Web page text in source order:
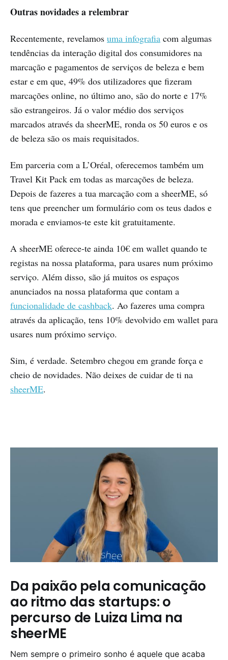
Outras novidades a relembrar
Recentemente, revelamos uma infografia com algumas
tendências da interação digital dos consumidores na
marcação e pagamentos de serviços de beleza e bem
estar e em que, 49% dos utilizadores que fizeram
marcações online, no último ano, são do norte e 17%
são estrangeiros. Já o valor médio dos serviços
marcados através da sheerME, ronda os 50 euros e os
de beleza são os mais requisitados.
Em parceria com a L’Oréal, oferecemos também um
Travel Kit Pack em todas as marcações de beleza.
Depois de fazeres a tua marcação com a sheerME, só
tens que preencher um formulário com os teus dados e
morada e enviamos-te este kit gratuitamente.
A sheerME oferece-te ainda 10€ em wallet quando te
registas na nossa plataforma, para usares num próximo
serviço. Além disso, são já muitos os espaços
anunciados na nossa plataforma que contam a
funcionalidade de cashback. Ao fazeres uma compra
através da aplicação, tens 10% devolvido em wallet para
usares num próximo serviço.
Sim, é verdade. Setembro chegou em grande força e
cheio de novidades. Não deixes de cuidar de ti na
sheerME.
Da paixão pela comunicação
ao ritmo das startups: o
percurso de Luiza Lima na
sheerME
Nem sempre o primeiro sonho é aquele que acaba